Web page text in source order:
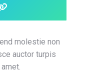
molestie non
auctor turpis